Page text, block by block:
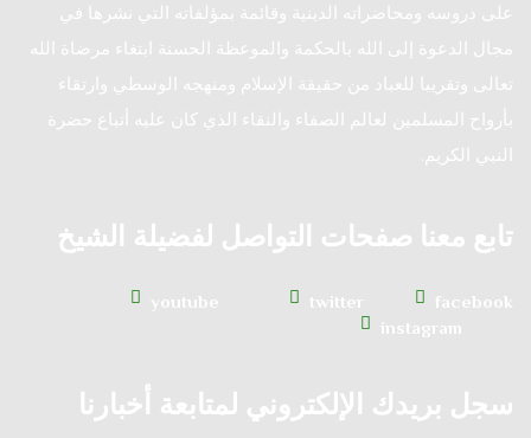
على دروسه ومحاضراته الدينية وقائمة بمؤلفاته التي نشرها في
مجال الدعوة إلى الله بالحكمة والموعظة الحسنة ابتغاء مرضاة الله
تعالى وتقريبا للعباد من حقيقة الإسلام ومنهجه الوسطي وارتقاء
بأرواح المسلمين لعالم الصفاء والنقاء الذي كان عليه أتباع حضرة
النبي الكريم.
تابع معنا صفحات التواصل لفضيلة الشيخ
facebook
twitter
youtube
instagram
سجل بريدك الإلكتروني لمتابعة أخبارنا